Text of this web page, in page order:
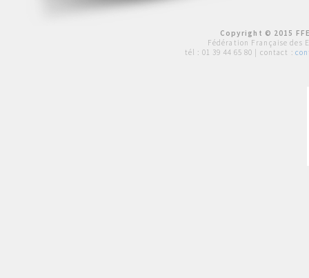
Copyright © 2015
Fédération Française des
tél : 01 39 44 65 80 | contact :